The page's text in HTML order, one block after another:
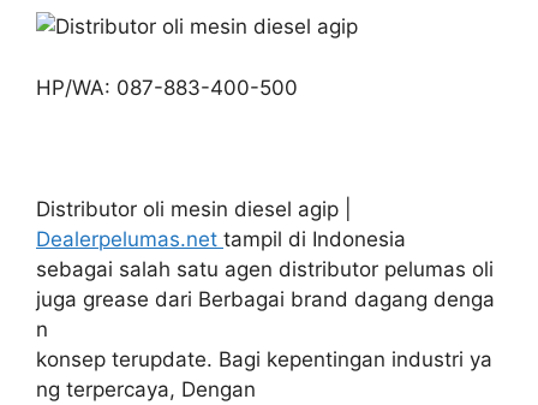
HP/WA: 087-883-400-500
Distributor oli mesin diesel agip |
Dealerpelumas.net tampil di Indonesia
sebagai salah satu agen distributor pelumas oli
juga grease dari Berbagai brand dagang denga
n
konsep terupdate. Bagi kepentingan industri ya
ng terpercaya, Dengan